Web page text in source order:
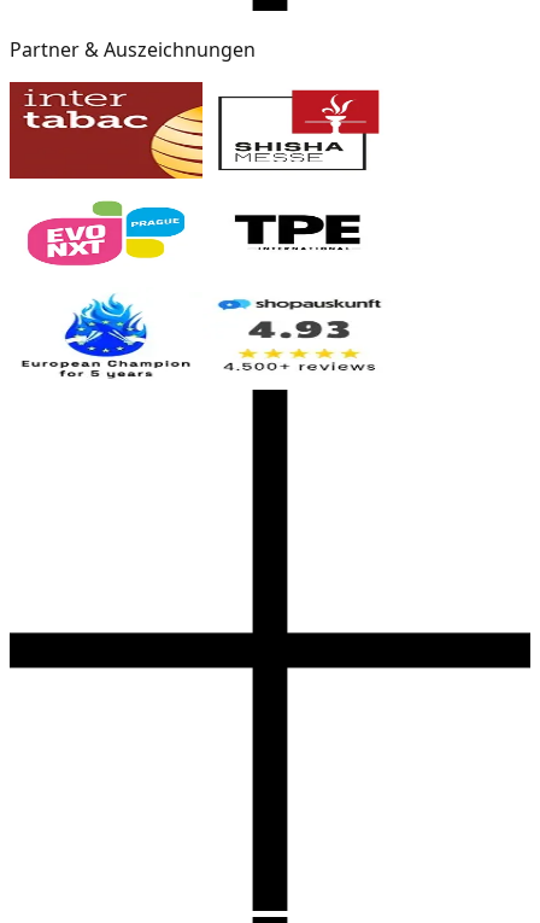
Partner & Auszeichnungen